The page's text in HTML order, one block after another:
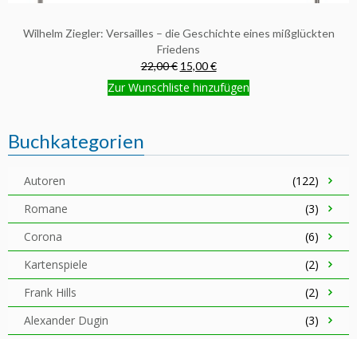
Wilhelm Ziegler: Versailles – die Geschichte eines mißglückten
Friedens
22,00 € 15,00 €
Zur Wunschliste hinzufügen
Buchkategorien
Autoren
(122)
Romane
(3)
Corona
(6)
Kartenspiele
(2)
Frank Hills
(2)
Alexander Dugin
(3)